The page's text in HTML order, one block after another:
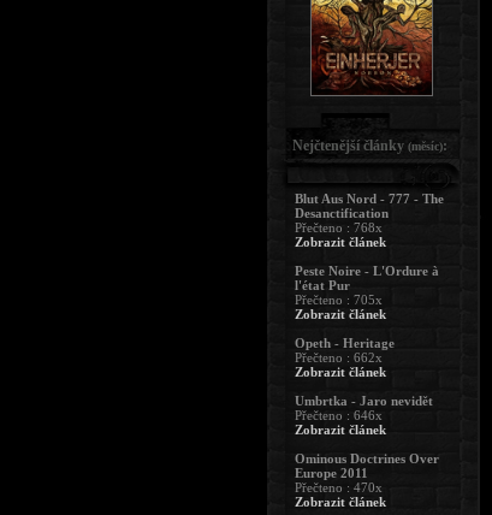
Nejčtenější články (měsíc):
Blut Aus Nord - 777 - The
Desanctification
Přečteno : 768x
Zobrazit článek
Peste Noire - L'Ordure à
l'état Pur
Přečteno : 705x
Zobrazit článek
Opeth - Heritage
Přečteno : 662x
Zobrazit článek
Umbrtka - Jaro nevidět
Přečteno : 646x
Zobrazit článek
Ominous Doctrines Over
Europe 2011
Přečteno : 470x
Zobrazit článek